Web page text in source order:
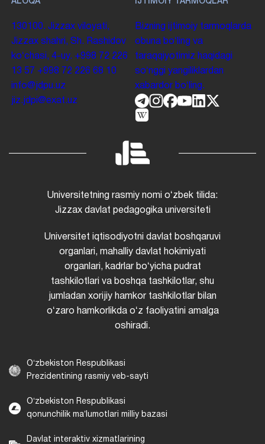
ALOQA
130100. Jizzax viloyati,
Jizzax shahri, Sh. Rashidov
koʻchasi, 4-uy. +998 72 226
13 57 +998 72 226 68 10
info@jdpu.uz
jiz.jdpi@exat.uz
IJTIMOIY TARMOQLAR
Bizning ijtimoiy tarmoqlarda
obuna boʻling va
taraqqiyotimiz haqidagi
soʻnggi yangiliklardan
xabardor boʻling.
Universitetning rasmiy nomi oʻzbek tilida:
Jizzax davlat pedagogika universiteti
Universitet iqtisodiyotni davlat boshqaruvi
organlari, mahalliy davlat hokimiyati
organlari, kadrlar boʻyicha pudrat
tashkilotlari va boshqa tashkilotlar, shu
jumladan xorijiy hamkor tashkilotlar bilan
oʻzaro hamkorlikda oʻz faoliyatini amalga
oshiradi.
Oʻzbekiston Respublikasi
Prezidentining rasmiy veb-sayti
Oʻzbekiston Respublikasi
qonunchilik maʼlumotlari milliy bazasi
Davlat interaktiv xizmatlarining